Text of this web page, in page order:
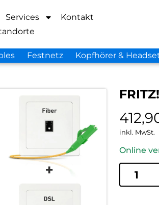
Services
Kontakt
Festnetz Kopfhörer &
inkl. MwSt.
Online